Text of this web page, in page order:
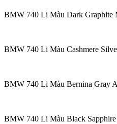
BMW 740 Li Màu Dark Graphite
BMW 740 Li Màu Cashmere
BMW 740 Li Màu Bernina Gray
BMW 740 Li Màu Black